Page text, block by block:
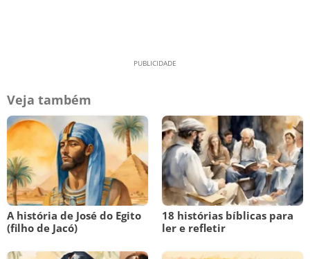
Veja também
A história de José do Egito
(filho de Jacó)
18 histórias bíblicas para
ler e refletir